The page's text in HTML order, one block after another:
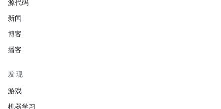
源代码
新闻
博客
播客
发现
游戏
机器学习